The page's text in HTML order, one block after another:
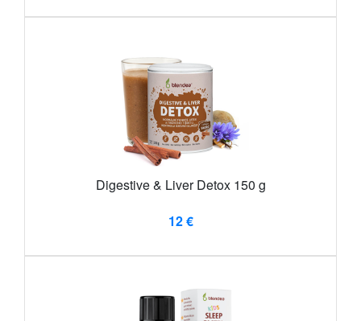
Digestive & Liver Detox 150 g
12 €